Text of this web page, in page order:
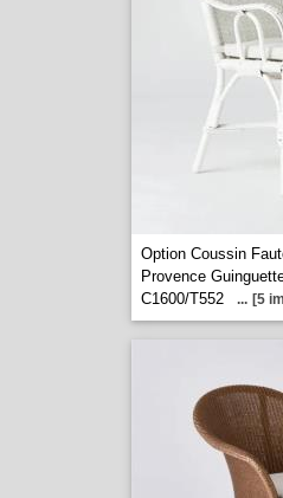
Option Coussin
Provence
C1600/T552
... [5